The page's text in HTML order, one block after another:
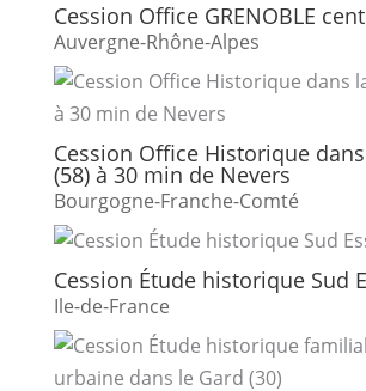
Cession Office GRENOBLE
Auvergne-Rhône-Alpes
Cession Office Historique
(58) à 30 min de Nevers
Bourgogne-Franche-Comté
Cession Étude historique Sud
Ile-de-France